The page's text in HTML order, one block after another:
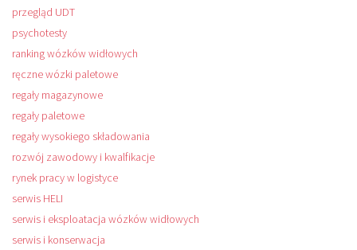
przegląd UDT
psychotesty
ranking wózków widłowych
ręczne wózki paletowe
regały magazynowe
regały paletowe
regały wysokiego składowania
rozwój zawodowy i kwalfikacje
rynek pracy w logistyce
serwis HELI
serwis i eksploatacja wózków widłowych
serwis i konserwacja